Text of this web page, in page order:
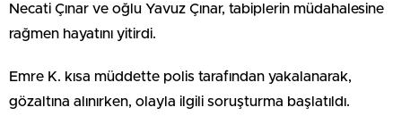
Necati Çınar ve oğlu Yavuz Çınar, tabiplerin müdahalesine
rağmen hayatını yitirdi.
Emre K. kısa müddette polis tarafından yakalanarak,
gözaltına alınırken, olayla ilgili soruşturma başlatıldı.